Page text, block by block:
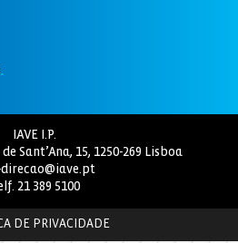
.
IAVE I.P.
Sant’Ana, 15, 1250-269 Lisboa
direcao@iave.pt
21 389 5100
DE PRIVACIDADE